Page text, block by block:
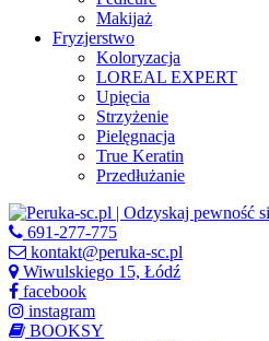
Makijaż
Fryzjerstwo
Koloryzacja
LOREAL EXPERT
Upięcia
Strzyżenie
Pielęgnacja
True Keratin
Przedłużanie
691-277-775
kontakt@peruka-sc.pl
Wiwulskiego 15, Łódź
facebook
instagram
BOOKSY